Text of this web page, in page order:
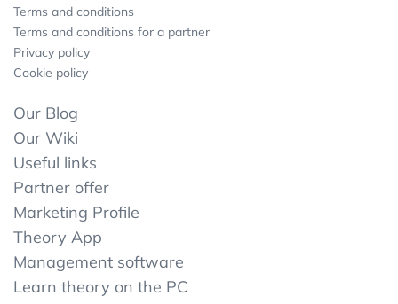
Terms and conditions
Terms and conditions for a partner
Privacy policy
Cookie policy
Our Blog
Our Wiki
Useful links
Partner offer
Marketing Profile
Theory App
Management software
Learn theory on the PC